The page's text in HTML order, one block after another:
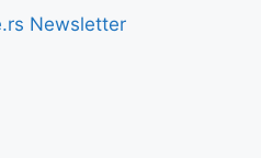
Newsletter